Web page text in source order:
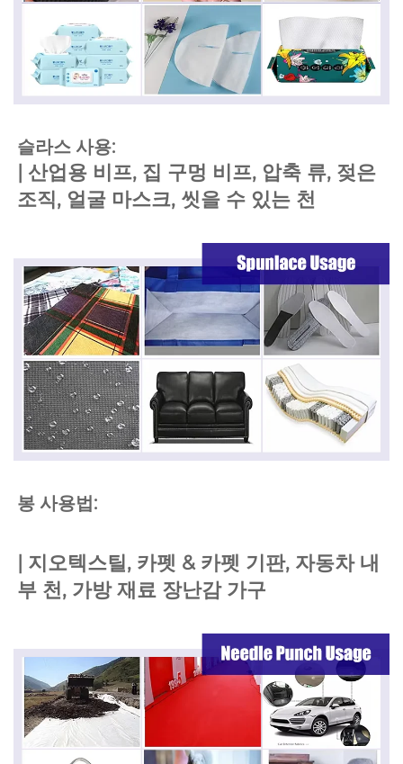
슬라스 사용:
| 산업용 비프, 집 구멍 비프, 압축 류, 젖은
조직, 얼굴 마스크, 씻을 수 있는 천
봉 사용법:
| 지오텍스틸, 카펫 & 카펫 기판, 자동차 내
부 천, 가방 재료 장난감 가구